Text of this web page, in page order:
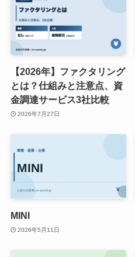
【2026年】ファクタリング
とは？仕組みと注意点、資
金調達サービス3社比較
2026年7月27日
MINI
2026年5月11日